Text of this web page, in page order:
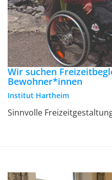
Wir suchen
Bewohner*innen
Institut Hartheim
Sinnvolle